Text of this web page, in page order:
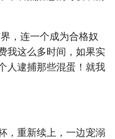
，连一个成为合格奴
我这么多时间，如果实
人逮捕那些混蛋！就我
，重新续上，一边宠溺